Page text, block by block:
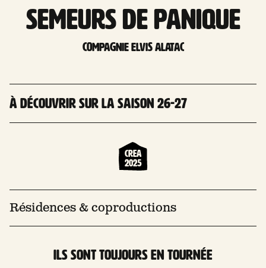
Semeurs de panique
compagnie Elvis Alatac
À découvrir sur la saison 26-27
Crea
2025
Résidences & coproductions
Ils sont toujours en tournée